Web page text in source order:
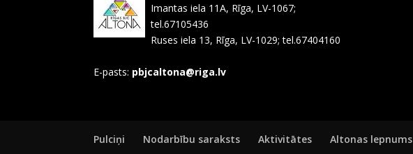
Imantas iela 11A, Rīga, LV-1067;
tel.67105436
Ruses iela 13, Rīga, LV-1029; tel.67404160
E-pasts: pbjcaltona@riga.lv
Pulciņi Nodarbību saraksts Aktivitātes Altonas lepnums